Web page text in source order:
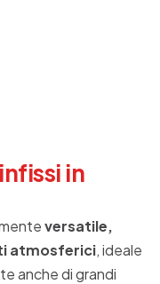
infissi in
versatile,
atmosferici, ideale
anche di grandi